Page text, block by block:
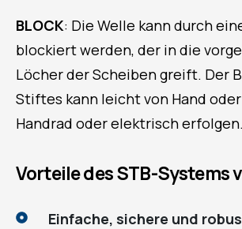
BLOCK: Die Welle kann durch
blockiert werden, der in die
Löcher der Scheiben greift. Der
Stiftes kann leicht von Hand
Handrad oder elektrisch erfolgen.
Vorteile des STB-Systems
Einfache, sichere und